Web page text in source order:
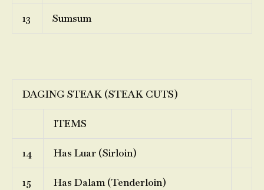
13 Sumsum
DAGING STEAK (STEAK CUTS)
ITEMS
14 Has Luar (Sirloin)
15 Has Dalam (Tenderloin)